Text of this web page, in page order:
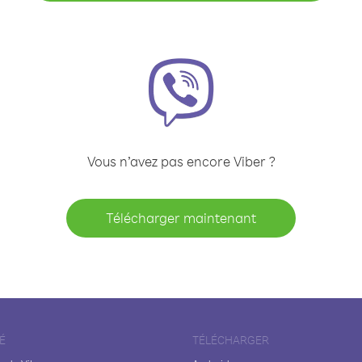
Vous n’avez pas encore Viber ?
Télécharger maintenant
TÉLÉCHARGER